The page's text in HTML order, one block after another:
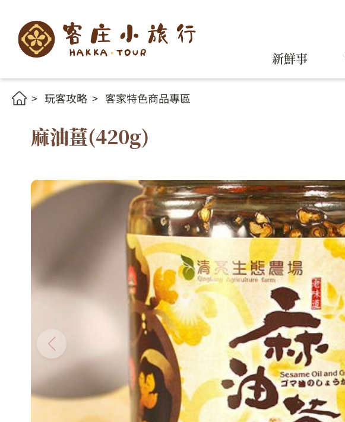
新鮮事
玩客攻略 客家特色商品專區
麻油薑(420g)